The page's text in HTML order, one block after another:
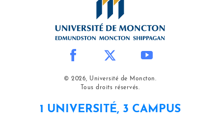
© 2026, Université de Moncton.
Tous droits réservés.
1 UNIVERSITÉ, 3 CAMPUS